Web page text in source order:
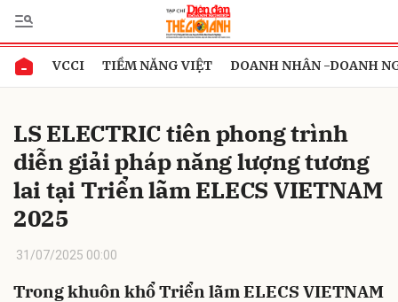
VCCI TIỀM NĂNG VIỆT DOANH NHÂN -DOANH
LS ELECTRIC tiên phong trình
diễn giải pháp năng lượng tương
lai tại Triển lãm ELECS VIETNAM
2025
31/07/2025 00:00
Trong khuôn khổ Triển lãm ELECS VIETNAM
Gửi bình luận